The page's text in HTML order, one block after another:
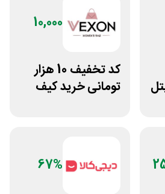
10,000
کد تخفیف 10 هزار
تومانی خرید کیف
67%